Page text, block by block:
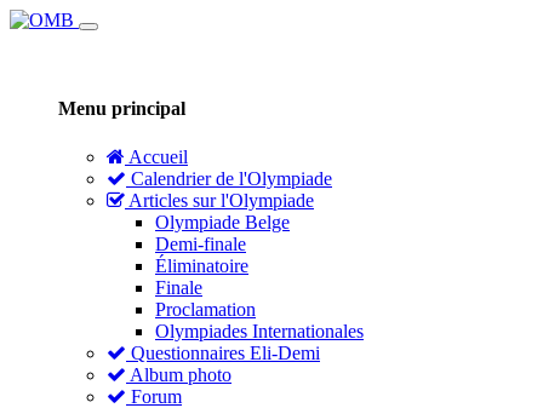
Menu principal
Accueil
Calendrier de l'Olympiade
Articles sur l'Olympiade
Olympiade Belge
Demi-finale
Éliminatoire
Finale
Proclamation
Olympiades Internationales
Questionnaires Eli-Demi
Album photo
Forum